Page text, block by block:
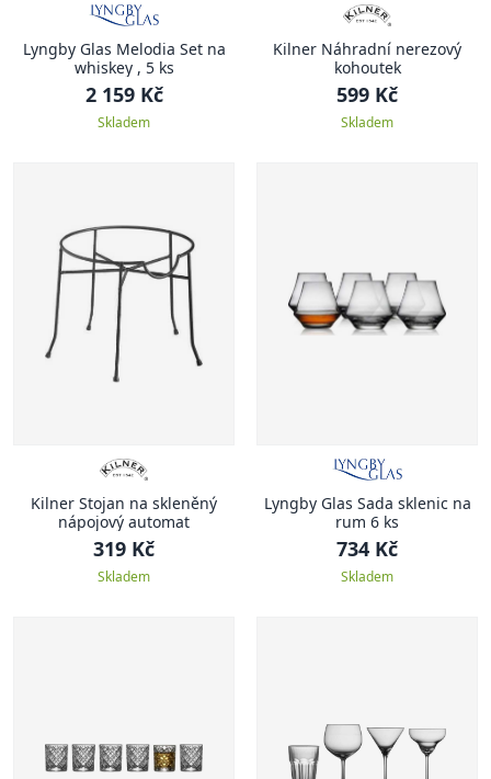
Lyngby Glas Melodia Set na
whiskey , 5 ks
2 159 Kč
Skladem
Kilner Náhradní nerezový
kohoutek
599 Kč
Skladem
Kilner Stojan na skleněný
nápojový automat
319 Kč
Skladem
Lyngby Glas Sada sklenic na
rum 6 ks
734 Kč
Skladem